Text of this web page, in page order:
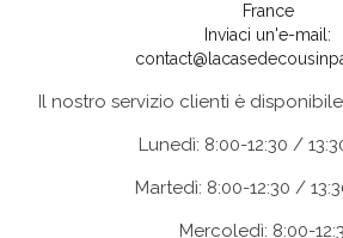
France
Inviaci un'e-mail:
Il nostro servizio clienti è
Lunedì: 8:00-12:30 /
Martedì: 8:00-12:30 /
Mercoledì: 8:00-